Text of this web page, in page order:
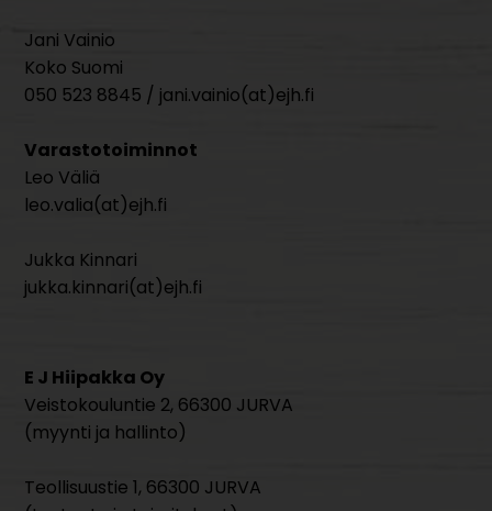
Jani Vainio
Koko Suomi
050 523 8845 / jani.vainio(at)ejh.fi
Varastotoiminnot
Leo Väliä
leo.valia(at)ejh.fi
Jukka Kinnari
jukka.kinnari(at)ejh.fi
E J Hiipakka Oy
Veistokouluntie 2, 66300 JURVA
(myynti ja hallinto)
Teollisuustie 1, 66300 JURVA